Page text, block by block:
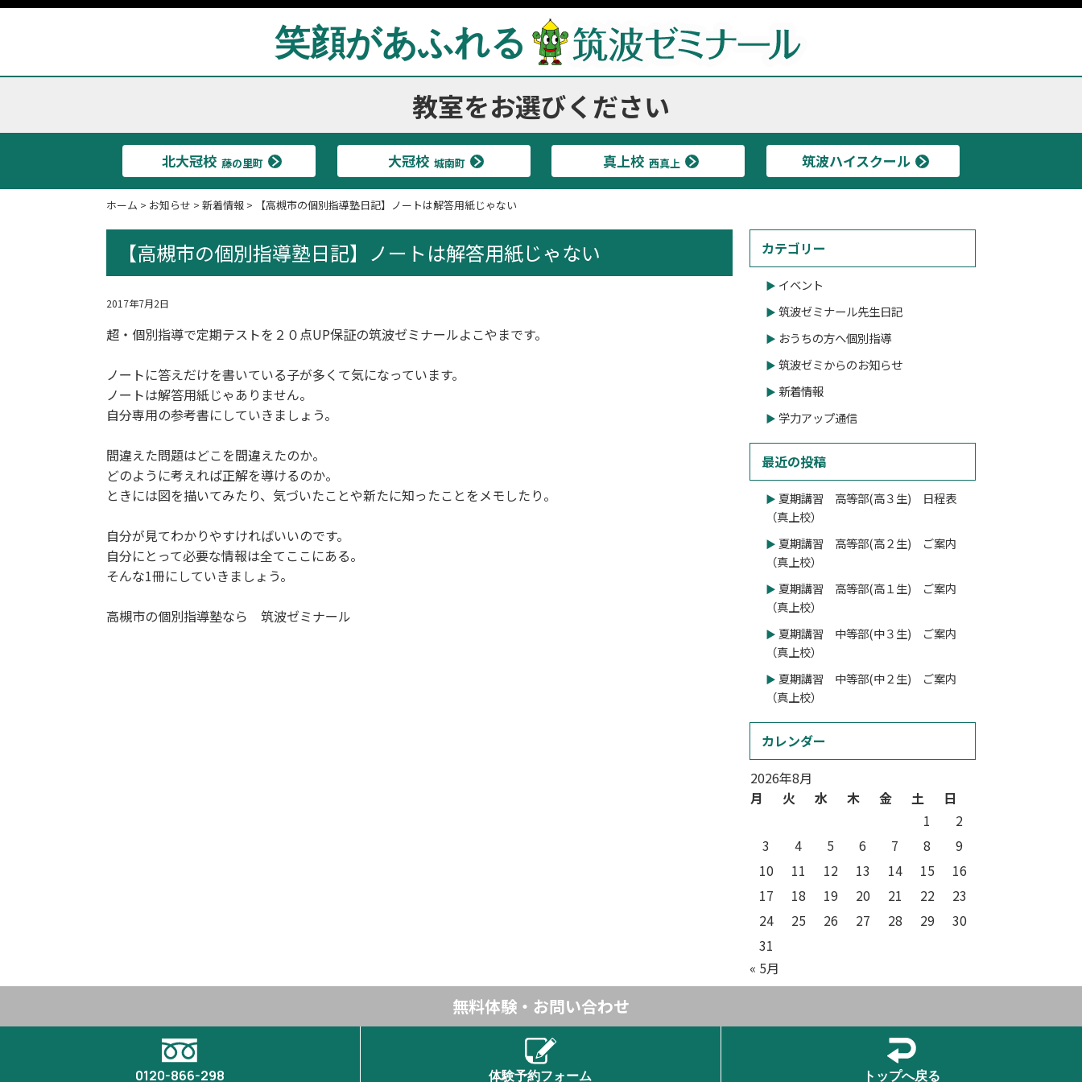
笑顔があふれる
教室をお選びください
北大冠校 藤の里町 大冠校 城南町 真上校 西真上 筑波ハイスクール
ホーム > お知らせ > 新着情報 > 【高槻市の個別指導塾日記】ノートは解答用紙じゃない
【高槻市の個別指導塾日記】ノートは解答用紙じゃない
2017年7月2日
超・個別指導で定期テストを２０点UP保証の筑波ゼミナールよこやまです。
ノートに答えだけを書いている子が多くて気になっています。
ノートは解答用紙じゃありません。
自分専用の参考書にしていきましょう。
間違えた問題はどこを間違えたのか。
どのように考えれば正解を導けるのか。
ときには図を描いてみたり、気づいたことや新たに知ったことをメモしたり。
自分が見てわかりやすければいいのです。
自分にとって必要な情報は全てここにある。
そんな1冊にしていきましょう。
高槻市の個別指導塾なら 筑波ゼミナール
カテゴリー
イベント
筑波ゼミナール先生日記
おうちの方へ個別指導
筑波ゼミからのお知らせ
新着情報
学力アップ通信
最近の投稿
夏期講習 高等部(高３生) 日程表
（真上校）
夏期講習 高等部(高２生) ご案内
（真上校）
夏期講習 高等部(高１生) ご案内
（真上校）
夏期講習 中等部(中３生) ご案内
（真上校）
夏期講習 中等部(中２生) ご案内
（真上校）
カレンダー
2026年8月
月
火 水 木 金 土
日
1
2
3
4 5 6 7 8
9
10
11 12 13 14 15
16
17
18 19 20 21 22
23
24
25 26 27 28 29
30
31
« 5月
無料体験・お問い合わせ
0120-866-298 体験予約フォーム トップへ戻る